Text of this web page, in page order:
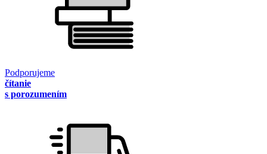
Podporujeme
čítanie
s porozumením